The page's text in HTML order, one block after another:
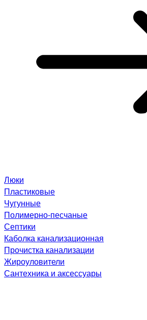
Люки
Пластиковые
Чугунные
Полимерно-песчаные
Септики
Каболка канализационная
Прочистка канализации
Жироуловители
Сантехника и аксессуары